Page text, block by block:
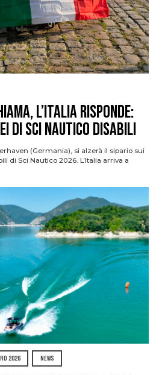
l’Italia risponde:
di Sci Nautico Disabili
(Germania), si alzerà il sipario sui
di Sci Nautico 2026. L’Italia arriva a
2026 NEWS